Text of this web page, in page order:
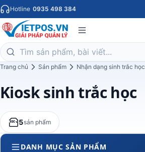
Hotline 0935 498 384
Trang chủ Sản phẩm Nhận dạng sinh trắc học
Kiosk sinh trắc học
5sản phẩm
DANH MỤC SẢN PHẨM